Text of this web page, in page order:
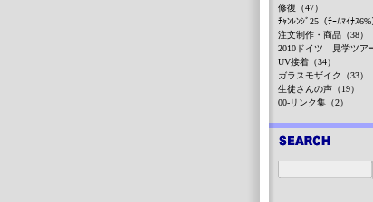
修復（47）
ﾁｬﾝﾚﾝｼﾞ25（ﾁｰﾑﾏｲﾅｽ6%
注文制作・商品（38）
2010ドイツ 見学ツア
UV接着（34）
ガラスモザイク（33）
生徒さんの声（19）
00-リンク集（2）